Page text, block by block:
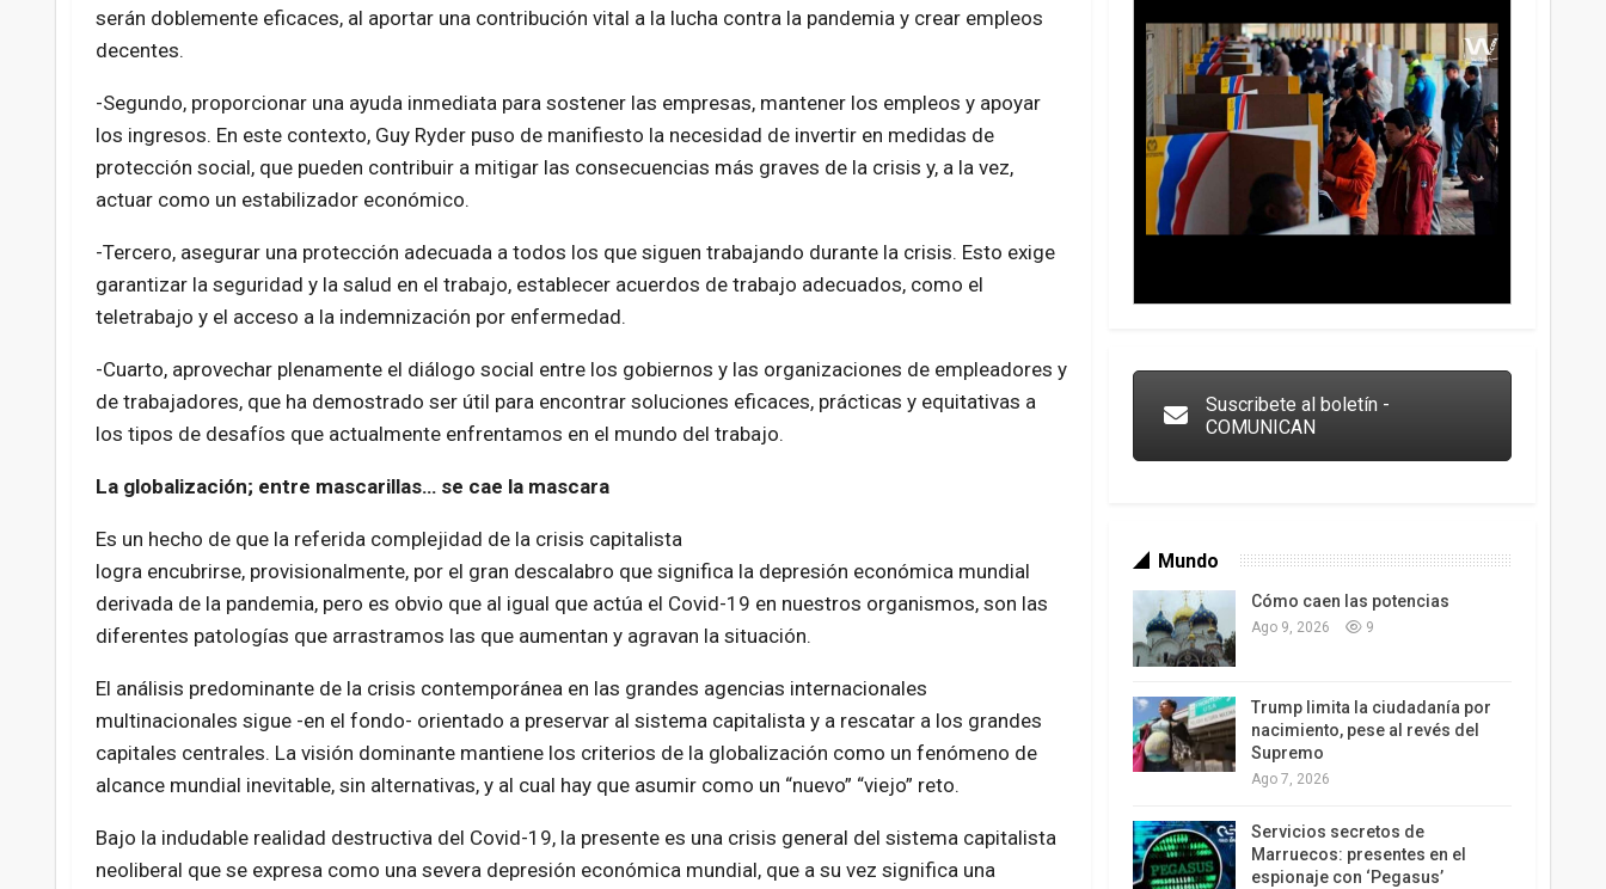
serán doblemente eficaces, al aportar una contribución vital a la lucha contra la pandemia y crear empleos
decentes.
-Segundo, proporcionar una ayuda inmediata para sostener las empresas, mantener los empleos y apoyar
los ingresos. En este contexto, Guy Ryder puso de manifiesto la necesidad de invertir en medidas de
protección social, que pueden contribuir a mitigar las consecuencias más graves de la crisis y, a la vez,
actuar como un estabilizador económico.
-Tercero, asegurar una protección adecuada a todos los que siguen trabajando durante la crisis. Esto exige
garantizar la seguridad y la salud en el trabajo, establecer acuerdos de trabajo adecuados, como el
teletrabajo y el acceso a la indemnización por enfermedad.
-Cuarto, aprovechar plenamente el diálogo social entre los gobiernos y las organizaciones de empleadores y
de trabajadores, que ha demostrado ser útil para encontrar soluciones eficaces, prácticas y equitativas a
los tipos de desafíos que actualmente enfrentamos en el mundo del trabajo.
La globalización; entre mascarillas… se cae la mascara
Es un hecho de que la referida complejidad de la crisis capitalista
logra encubrirse, provisionalmente, por el gran descalabro que significa la depresión económica mundial
derivada de la pandemia, pero es obvio que al igual que actúa el Covid-19 en nuestros organismos, son las
diferentes patologías que arrastramos las que aumentan y agravan la situación.
El análisis predominante de la crisis contemporánea en las grandes agencias internacionales
multinacionales sigue -en el fondo- orientado a preservar al sistema capitalista y a rescatar a los grandes
capitales centrales. La visión dominante mantiene los criterios de la globalización como un fenómeno de
alcance mundial inevitable, sin alternativas, y al cual hay que asumir como un “nuevo” “viejo” reto.
Bajo la indudable realidad destructiva del Covid-19, la presente es una crisis general del sistema capitalista
neoliberal que se expresa como una severa depresión económica mundial, que a su vez significa una
Los latinos le van dando la espalda a Trump
Suscribete al boletín -
COMUNICAN
Mundo
Cómo caen las potencias
Ago 9, 2026 9
Trump limita la ciudadanía por
nacimiento, pese al revés del
Supremo
Ago 7, 2026
Servicios secretos de
Marruecos: presentes en el
espionaje con ‘Pegasus’